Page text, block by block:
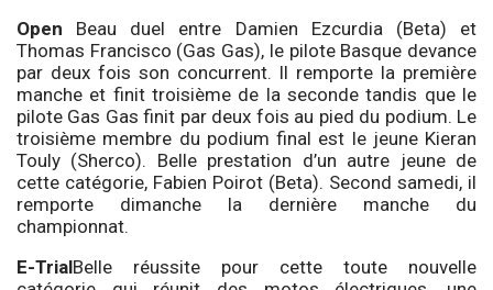
Open
Beau duel entre Damien Ezcurdia (Beta) et
Thomas Francisco (Gas Gas), le pilote Basque devance
par deux fois son concurrent. Il remporte la première
manche et finit troisième de la seconde tandis que le
pilote Gas Gas finit par deux fois au pied du podium. Le
troisième membre du podium final est le jeune Kieran
Touly (Sherco). Belle prestation d’un autre jeune de
cette catégorie, Fabien Poirot (Beta). Second samedi, il
remporte dimanche la dernière manche du
championnat.
E-TrialBelle réussite pour cette toute nouvelle